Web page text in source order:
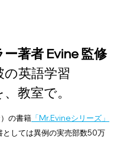
著者 Evine 監修
英語学習
教室で。
の書籍 「Mr.Evineシリーズ」
としては異例の実売部数50万